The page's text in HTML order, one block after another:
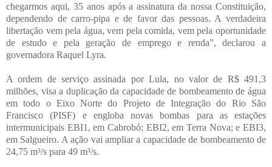
chegarmos aqui, 35 anos após a assinatura da nossa Constituição,
dependendo de carro-pipa e de favor das pessoas. A verdadeira
libertação vem pela água, vem pela comida, vem pela oportunidade
de estudo e pela geração de emprego e renda”, declarou a
governadora Raquel Lyra.
A ordem de serviço assinada por Lula, no valor de R$ 491,3
milhões, visa a duplicação da capacidade de bombeamento de água
em todo o Eixo Norte do Projeto de Integração do Rio São
Francisco (PISF) e engloba novas bombas para as estações
intermunicipais EBI1, em Cabrobó; EBI2, em Terra Nova; e EBI3,
em Salgueiro. A ação vai ampliar a capacidade de bombeamento de
24,75 m³/s para 49 m³/s.